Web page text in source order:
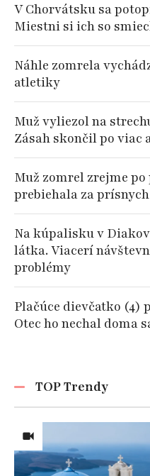
V Chorvátsku sa
Miestni si ich so
Náhle zomrela
atletiky
Muž vyliezol na
Zásah skončil po viac
Muž zomrel zrejme
prebiehala za
Na kúpalisku v
látka. Viacerí
problémy
Plačúce dievčatko (4)
Otec ho nechal doma
TOP Trendy